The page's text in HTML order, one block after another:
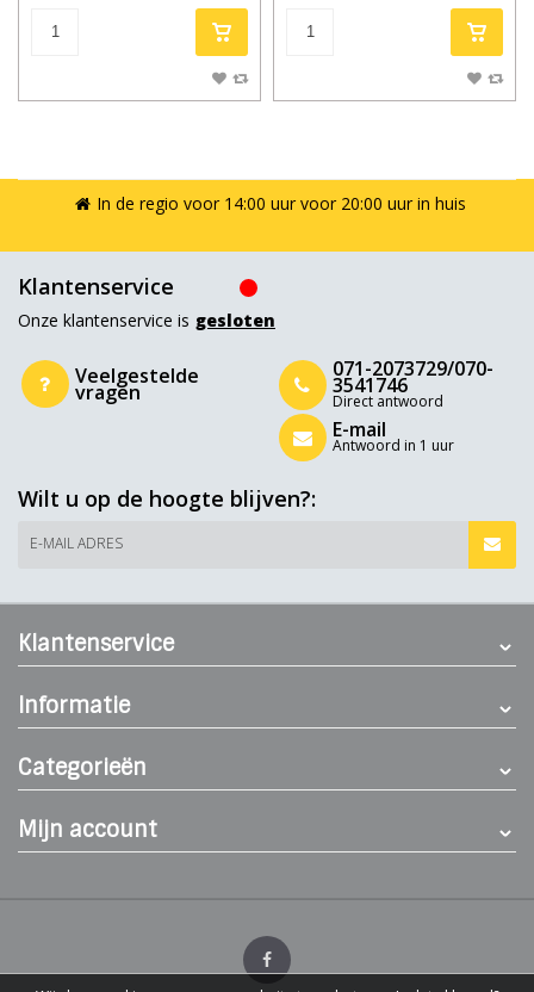
In de regio voor 14:00 uur voor 20:00 uur in huis
Klantenservice
Onze klantenservice is gesloten
Veelgestelde
vragen
071-2073729/070-
3541746
Direct antwoord
E-mail
Antwoord in 1 uur
Wilt u op de hoogte blijven?:
E-MAIL ADRES
Klantenservice
Informatie
Categorieën
Mijn account